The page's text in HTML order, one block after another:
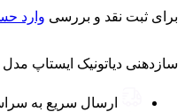
برای ثبت نقد و بررسی وارد
سازدهنی دیاتونیک ایستاپ مدل Free Blues
ارسال سریع به